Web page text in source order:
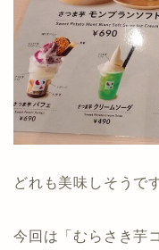
どれも美味しそうで
今回は「むらさき芋